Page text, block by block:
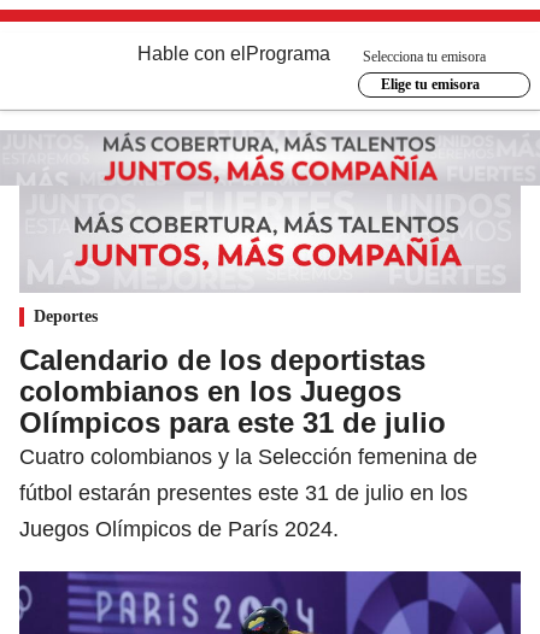
Hable con el Programa
Selecciona tu emisora
Elige tu emisora
Deportes
Calendario de los deportistas
colombianos en los Juegos
Olímpicos para este 31 de julio
Cuatro colombianos y la Selección femenina de
fútbol estarán presentes este 31 de julio en los
Juegos Olímpicos de París 2024.